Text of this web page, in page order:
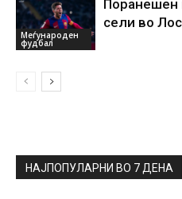
Меѓународен
фудбал
Поранешен
сели во
НАЈПОПУЛАРНИ ВО 7 ДЕНА